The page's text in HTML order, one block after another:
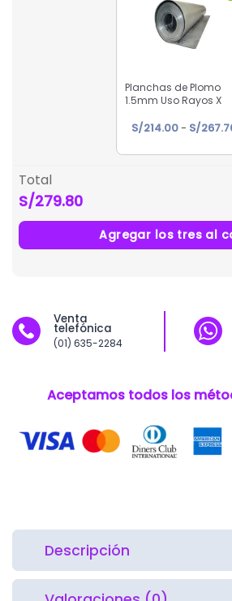
Planchas de Plomo
1.5mm Uso Rayos X
S/214.00- S/
Total
S/279.80
Agregar los tres al
Venta
telefónica
(01) 635-2284
Aceptamos todos los
Descripción